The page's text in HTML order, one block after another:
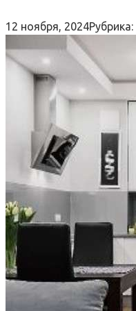
12 ноября, 2024Рубрика: